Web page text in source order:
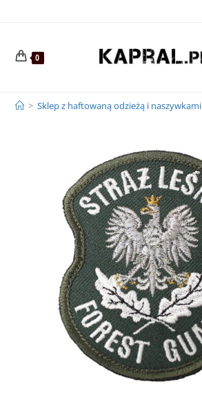
0
> Sklep z haftowaną odzieżą i naszywkami